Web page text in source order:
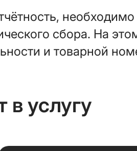
сбора. На
и товарной
в услугу